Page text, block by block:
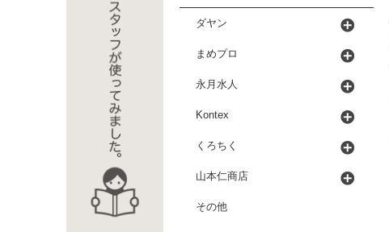
ダヤン
まめプロ
永月水人
Kontex
くろちく
山本仁商店
その他